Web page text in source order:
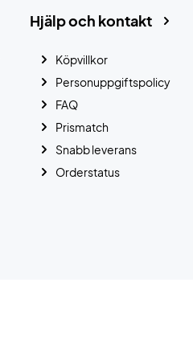
Hjälp och kontakt
Köpvillkor
Personuppgiftspolicy
FAQ
Prismatch
Snabb leverans
Orderstatus